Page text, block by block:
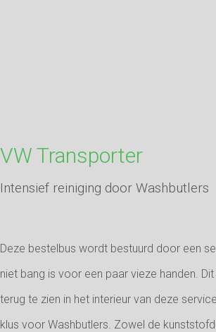
VW Transporter
Intensief reiniging door Washbutlers
Deze bestelbus wordt bestuurd door een
niet bang is voor een paar vieze handen.
terug te zien in het interieur van deze
klus voor Washbutlers. Zowel de